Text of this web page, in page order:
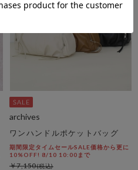
archives
ワンハンドルポケットバッグ
期間限定タイムセールSALE価格から更に
10%OFF! 8/10 10:00まで
￥7,150